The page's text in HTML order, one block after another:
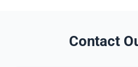
Contact